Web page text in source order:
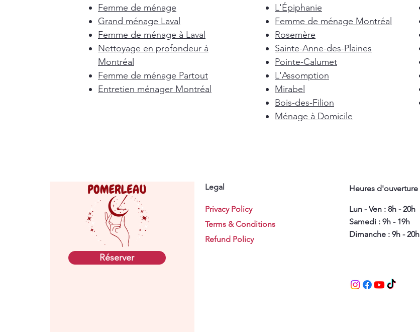
Femme de ménage
Grand ménage Laval
Femme de ménage à Laval
Nettoyage en profondeur à
Montréal
Femme de ménage Partout
Entretien ménager Montréal
L'Épiphanie
Femme de ménage Montréal
Rosemère
Sainte-Anne-des-Plaines
Pointe-Calumet
L'Assomption
Mirabel
Bois-des-Filion
Ménage à Domicile
Réserver
Legal
Privacy Policy
Terms & Conditions
Refund Policy
Heures d'ouverture
Lun - Ven : 8h - 20h
Samedi : 9h - 19h
Dimanche : 9h - 20h